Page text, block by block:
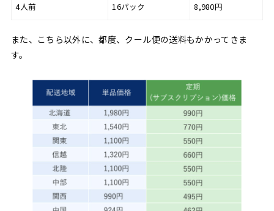
4人前 16パック 8,980円
また、こちら以外に、都度、クール便の送料もかかってきま
す。